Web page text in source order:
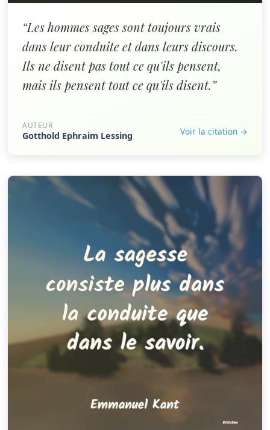
“Les hommes sages sont toujours vrais
dans leur conduite et dans leurs discours.
Ils ne disent pas tout ce qu'ils pensent,
mais ils pensent tout ce qu'ils disent.”
AUTEUR
Gotthold Ephraim Lessing Voir la citation →